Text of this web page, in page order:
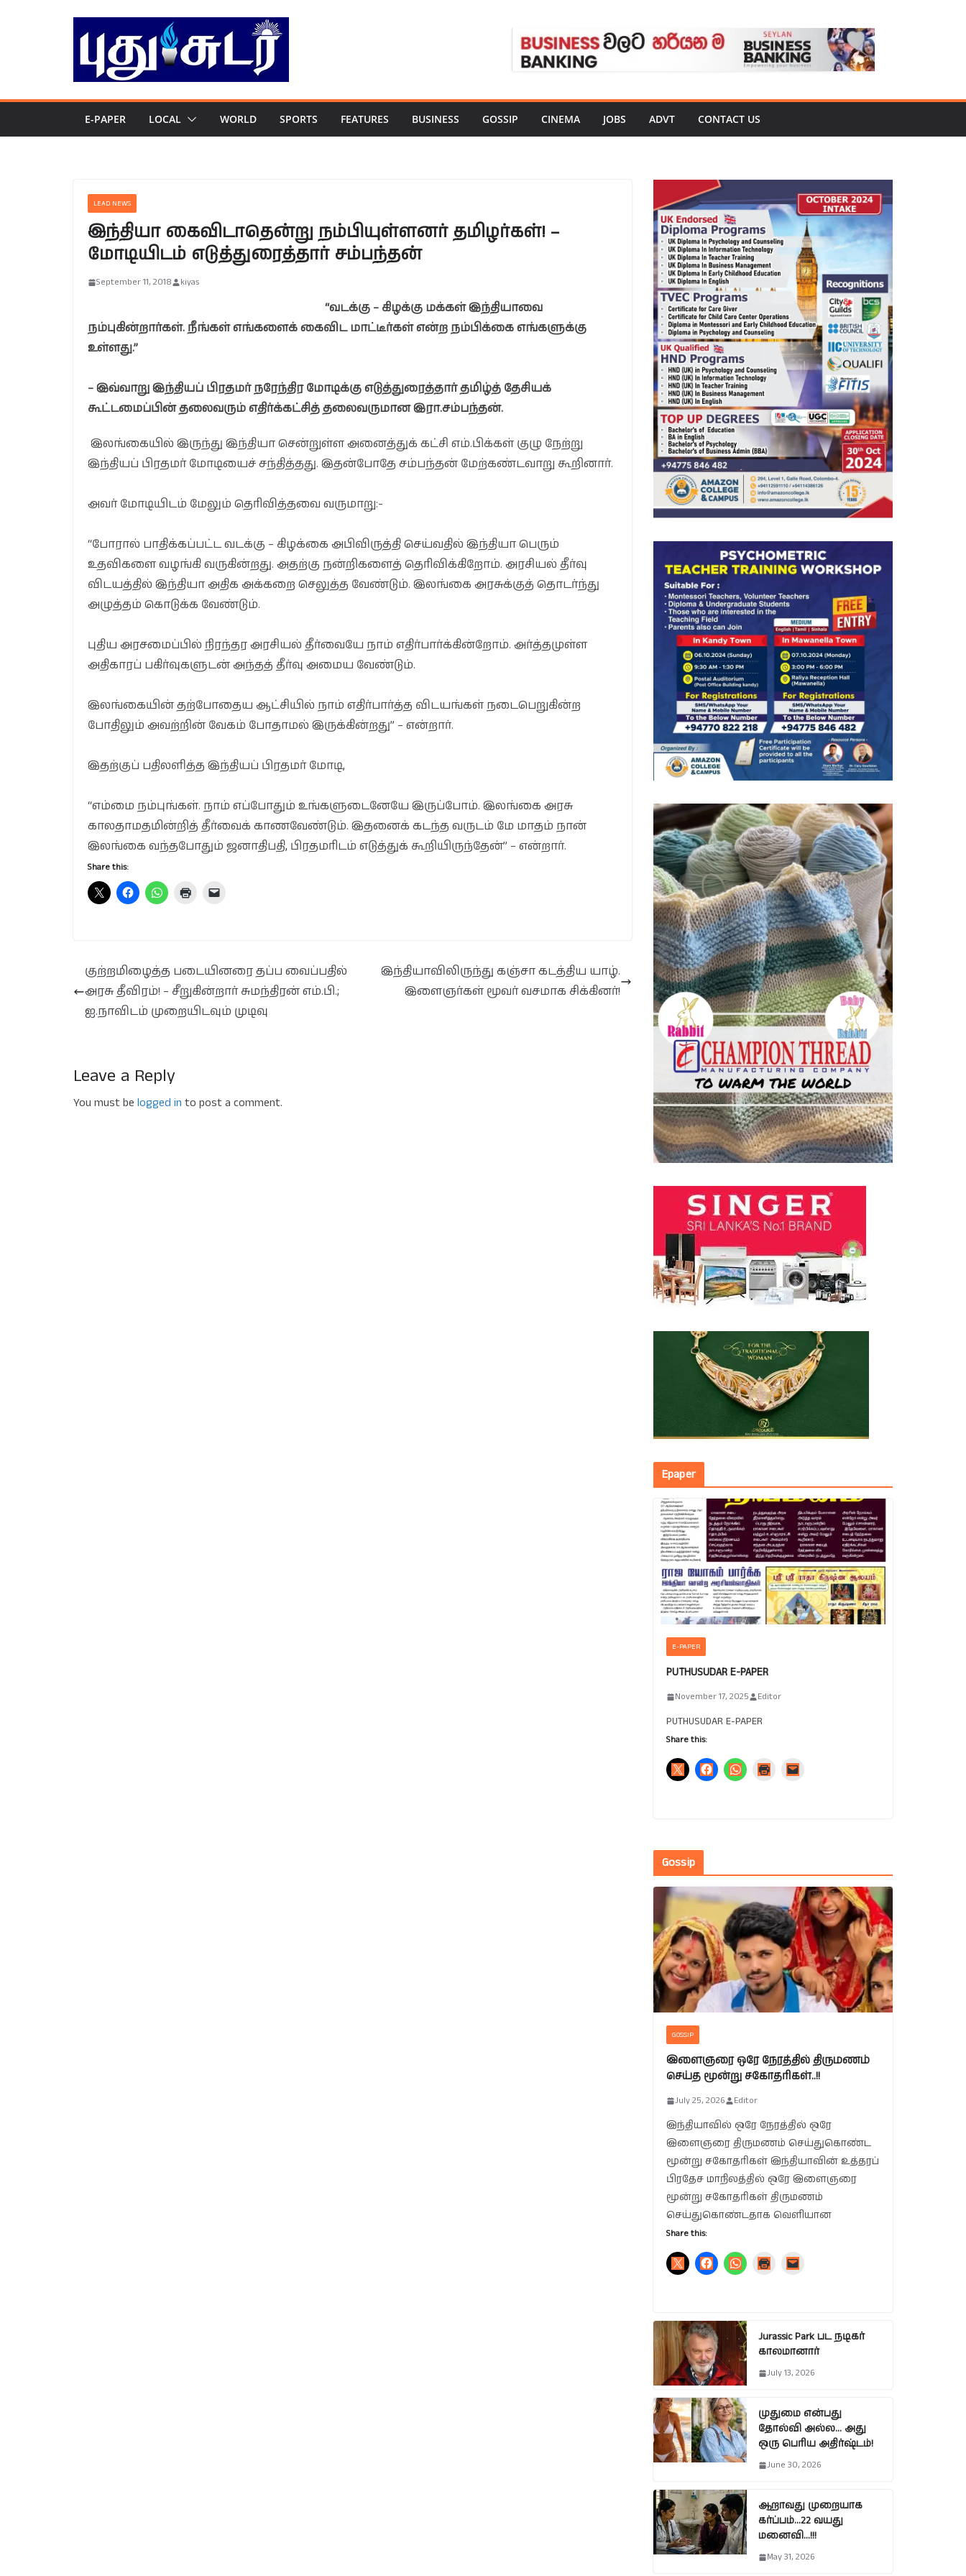
E-PAPER LOCAL WORLD SPORTS FEATURES BUSINESS GOSSIP CINEMA JOBS ADVT CONTACT US
LEAD NEWS
இந்தியா கைவிடாதென்று நம்பியுள்ளனர் தமிழர்கள்! –
மோடியிடம் எடுத்துரைத்தார் சம்பந்தன்
September 11, 2018 kiyas
“வடக்கு – கிழக்கு மக்கள் இந்தியாவை
நம்புகின்றார்கள். நீங்கள் எங்களைக் கைவிட மாட்டீர்கள் என்ற நம்பிக்கை எங்களுக்கு
உள்ளது.”
– இவ்வாறு இந்தியப் பிரதமர் நரேந்திர மோடிக்கு எடுத்துரைத்தார் தமிழ்த் தேசியக்
கூட்டமைப்பின் தலைவரும் எதிர்க்கட்சித் தலைவருமான இரா.சம்பந்தன்.
இலங்கையில் இருந்து இந்தியா சென்றுள்ள அனைத்துக் கட்சி எம்.பிக்கள் குழு நேற்று
இந்தியப் பிரதமர் மோடியைச் சந்தித்தது. இதன்போதே சம்பந்தன் மேற்கண்டவாறு கூறினார்.
அவர் மோடியிடம் மேலும் தெரிவித்தவை வருமாறு:-
“போரால் பாதிக்கப்பட்ட வடக்கு – கிழக்கை அபிவிருத்தி செய்வதில் இந்தியா பெரும்
உதவிகளை வழங்கி வருகின்றது. அதற்கு நன்றிகளைத் தெரிவிக்கிறோம். அரசியல் தீர்வு
விடயத்தில் இந்தியா அதிக அக்கறை செலுத்த வேண்டும். இலங்கை அரசுக்குத் தொடர்ந்து
அழுத்தம் கொடுக்க வேண்டும்.
புதிய அரசமைப்பில் நிரந்தர அரசியல் தீர்வையே நாம் எதிர்பார்க்கின்றோம். அர்த்தமுள்ள
அதிகாரப் பகிர்வுகளுடன் அந்தத் தீர்வு அமைய வேண்டும்.
இலங்கையின் தற்போதைய ஆட்சியில் நாம் எதிர்பார்த்த விடயங்கள் நடைபெறுகின்ற
போதிலும் அவற்றின் வேகம் போதாமல் இருக்கின்றது” – என்றார்.
இதற்குப் பதிலளித்த இந்தியப் பிரதமர் மோடி,
“எம்மை நம்புங்கள். நாம் எப்போதும் உங்களுடைனேயே இருப்போம். இலங்கை அரசு
காலதாமதமின்றித் தீர்வைக் காணவேண்டும். இதனைக் கடந்த வருடம் மே மாதம் நான்
இலங்கை வந்தபோதும் ஜனாதிபதி, பிரதமரிடம் எடுத்துக் கூறியிருந்தேன்” – என்றார்.
Share this:
குற்றமிழைத்த படையினரை தப்ப வைப்பதில்
அரசு தீவிரம்! – சீறுகின்றார் சுமந்திரன் எம்.பி.;
ஐ.நாவிடம் முறையிடவும் முடிவு
இந்தியாவிலிருந்து கஞ்சா கடத்திய யாழ்.
இளைஞர்கள் மூவர் வசமாக சிக்கினர்!
Leave a Reply
You must be logged in to post a comment.
Epaper
E-PAPER
PUTHUSUDAR E-PAPER
November 17, 2025 Editor
PUTHUSUDAR E-PAPER
Share this:
Gossip
GOSSIP
இளைஞரை ஒரே நேரத்தில் திருமணம்
செய்த மூன்று சகோதரிகள்..!!
July 25, 2026 Editor
இந்தியாவில் ஒரே நேரத்தில் ஒரே
இளைஞரை திருமணம் செய்துகொண்ட
மூன்று சகோதரிகள் இந்தியாவின் உத்தரப்
பிரதேச மாநிலத்தில் ஒரே இளைஞரை
மூன்று சகோதரிகள் திருமணம்
செய்துகொண்டதாக வெளியான
Share this:
Jurassic Park பட நடிகர்
காலமானார்
July 13, 2026
முதுமை என்பது
தோல்வி அல்ல… அது
ஒரு பெரிய அதிர்ஷ்டம்!
June 30, 2026
ஆறாவது முறையாக
கர்ப்பம்…22 வயது
மனைவி…!!!
May 31, 2026